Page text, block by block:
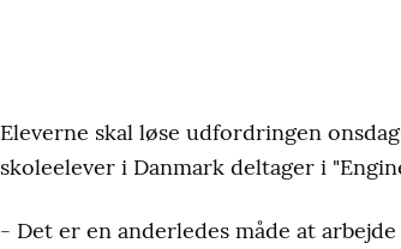
Eleverne skal løse udfordringen
skoleelever i Danmark deltager i
- Det er en anderledes måde at